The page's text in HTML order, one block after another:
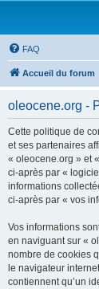
FAQ
Accueil du forum
oleocene.org -
Cette politique de
et ses partenaires
« oleocene.org » et
ci-après par «
informations
ci-après par « vos
Vos informations
en naviguant sur «
nombre de cookies
le navigateur
contiennent qu’un